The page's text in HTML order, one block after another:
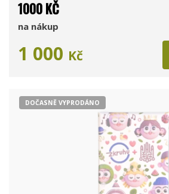
1000 KČ
na nákup
1 000 Kč
DOČASNĚ VYPRODÁNO